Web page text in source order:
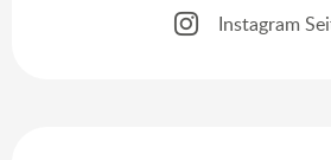
Instagram